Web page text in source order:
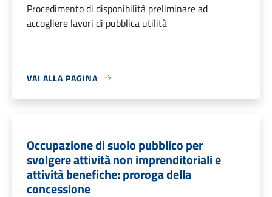
Procedimento di disponibilità preliminare ad
accogliere lavori di pubblica utilità
VAI ALLA PAGINA
Occupazione di suolo pubblico per
svolgere attività non imprenditoriali e
attività benefiche: proroga della
concessione